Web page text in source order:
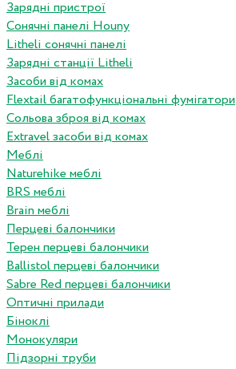
Зарядні пристрої
Сонячні панелі Houny
Litheli сонячні панелі
Зарядні станції Litheli
Засоби від комах
Flextail багатофункціональні фумігатори
Сольова зброя від комах
Extravel засоби від комах
Меблі
Naturehike меблі
BRS меблі
Brain меблі
Перцеві балончики
Терен перцеві балончики
Ballistol перцеві балончики
Sabre Red перцеві балончики
Оптичні прилади
Біноклі
Монокуляри
Підзорні труби